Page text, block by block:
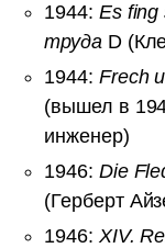
1944: Es fing
трудаD
1944: Frech
(вышел в
инженер)
1946: Die
(Герберт
1946: XIV.